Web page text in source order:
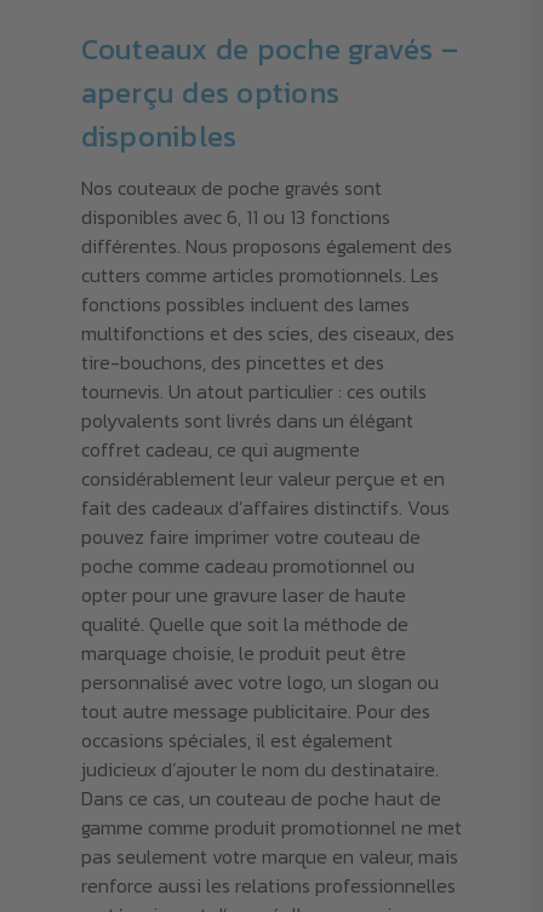
Couteaux de poche gravés –
aperçu des options
disponibles
Nos couteaux de poche gravés sont
disponibles avec 6, 11 ou 13 fonctions
différentes. Nous proposons également des
cutters comme articles promotionnels. Les
fonctions possibles incluent des lames
multifonctions et des scies, des ciseaux, des
tire-bouchons, des pincettes et des
tournevis. Un atout particulier : ces outils
polyvalents sont livrés dans un élégant
coffret cadeau, ce qui augmente
considérablement leur valeur perçue et en
fait des cadeaux d’affaires distinctifs. Vous
pouvez faire imprimer votre couteau de
poche comme cadeau promotionnel ou
opter pour une gravure laser de haute
qualité. Quelle que soit la méthode de
marquage choisie, le produit peut être
personnalisé avec votre logo, un slogan ou
tout autre message publicitaire. Pour des
occasions spéciales, il est également
judicieux d’ajouter le nom du destinataire.
Dans ce cas, un couteau de poche haut de
gamme comme produit promotionnel ne met
pas seulement votre marque en valeur, mais
renforce aussi les relations professionnelles